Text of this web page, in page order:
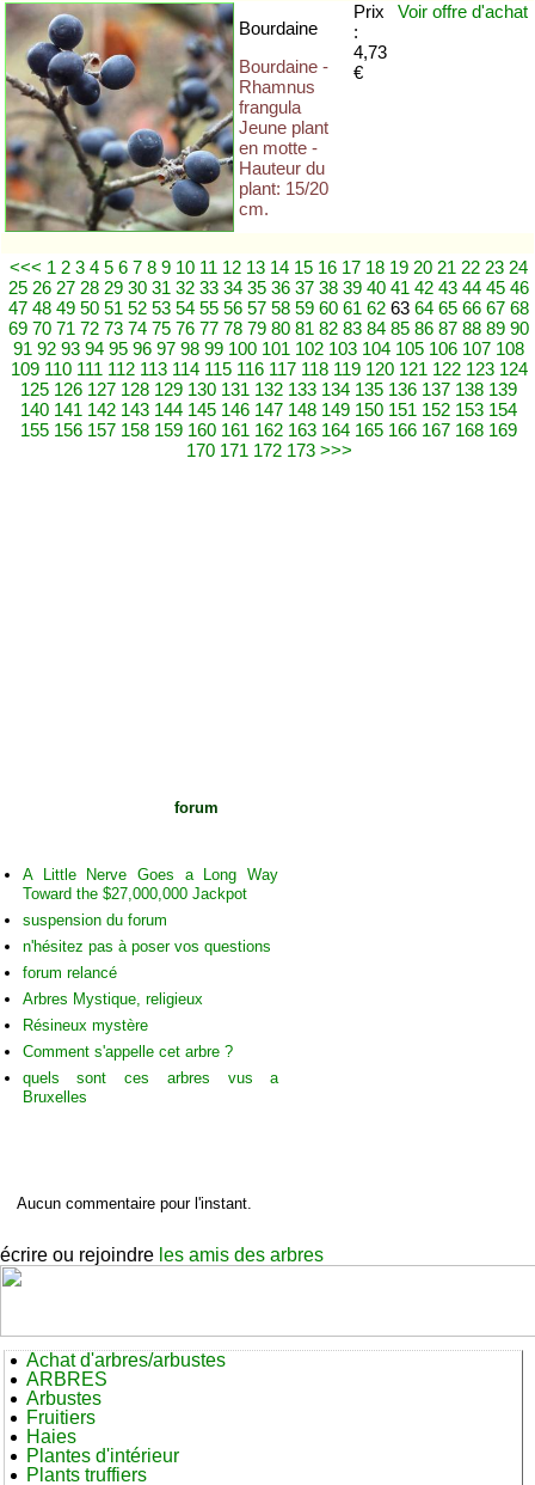
Bourdaine
Bourdaine -
Rhamnus
frangula
Jeune plant
en motte -
Hauteur du
plant: 15/20
cm.
Prix
:
4,73
€
Voir offre d'achat
<<< 1 2 3 4 5 6 7 8 9 10 11 12 13 14 15 16 17 18 19 20 21 22 23 24
25 26 27 28 29 30 31 32 33 34 35 36 37 38 39 40 41 42 43 44 45 46
47 48 49 50 51 52 53 54 55 56 57 58 59 60 61 62 63 64 65 66 67 68
69 70 71 72 73 74 75 76 77 78 79 80 81 82 83 84 85 86 87 88 89 90
91 92 93 94 95 96 97 98 99 100 101 102 103 104 105 106 107 108
109 110 111 112 113 114 115 116 117 118 119 120 121 122 123 124
125 126 127 128 129 130 131 132 133 134 135 136 137 138 139
140 141 142 143 144 145 146 147 148 149 150 151 152 153 154
155 156 157 158 159 160 161 162 163 164 165 166 167 168 169
170 171 172 173 >>>
forum
A Little Nerve Goes a Long Way
Toward the $27,000,000 Jackpot
suspension du forum
n'hésitez pas à poser vos questions
forum relancé
Arbres Mystique, religieux
Résineux mystère
Comment s'appelle cet arbre ?
quels sont ces arbres vus a
Bruxelles
Aucun commentaire pour l'instant.
écrire ou rejoindre les amis des arbres
Achat d'arbres/arbustes
ARBRES
Arbustes
Fruitiers
Haies
Plantes d'intérieur
Plants truffiers